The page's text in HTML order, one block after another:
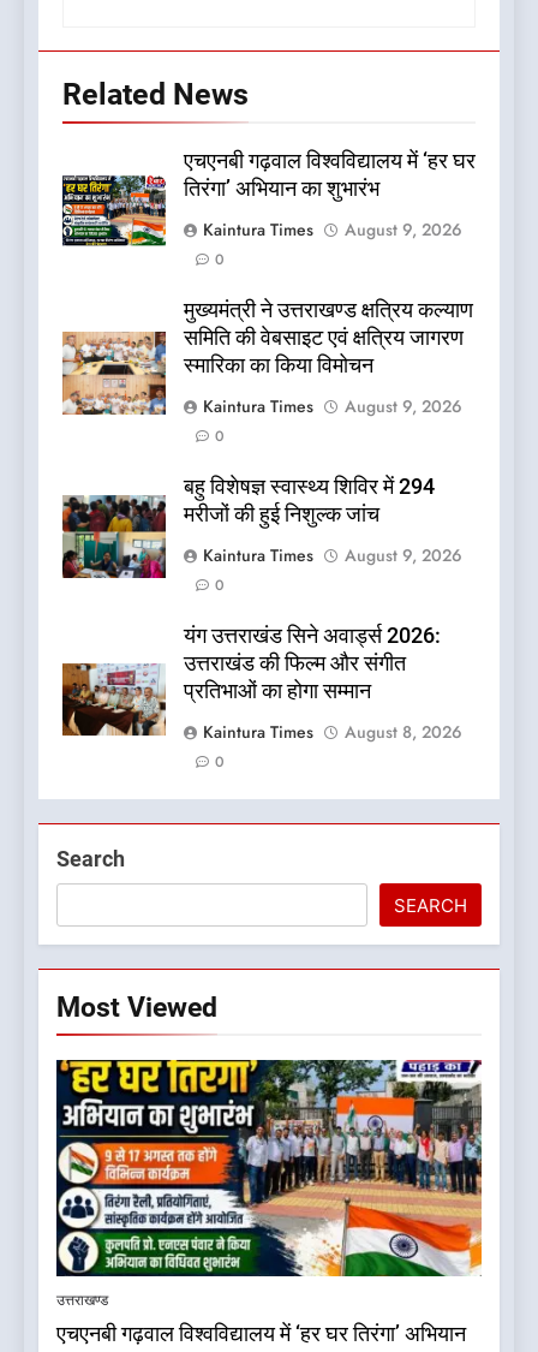
Related News
एचएनबी गढ़वाल विश्वविद्यालय में ‘हर घर
तिरंगा’ अभियान का शुभारंभ
Kaintura Times
August 9, 2026
0
मुख्यमंत्री ने उत्तराखण्ड क्षत्रिय कल्याण
समिति की वेबसाइट एवं क्षत्रिय जागरण
स्मारिका का किया विमोचन
Kaintura Times
August 9, 2026
0
बहु विशेषज्ञ स्वास्थ्य शिविर में 294
मरीजों की हुई निशुल्क जांच
Kaintura Times
August 9, 2026
0
यंग उत्तराखंड सिने अवार्ड्स 2026:
उत्तराखंड की फिल्म और संगीत
प्रतिभाओं का होगा सम्मान
Kaintura Times
August 8, 2026
0
Search
SEARCH
Most Viewed
उत्तराखण्ड
एचएनबी गढ़वाल विश्वविद्यालय में ‘हर घर तिरंगा’ अभियान
5
बड़ी खबर:16 करोड़ के पुल मामले में
धामी सरकार का बड़ा एक्शन